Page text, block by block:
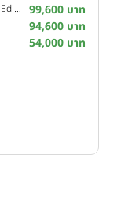
Super Cub C125 The Crafted Calm Custom Edition ปี 2026 99,600 บาท
94,600 บาท
54,000 บาท